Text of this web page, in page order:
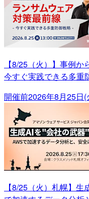
【8/25（火）】事例
今すぐ実践できる多重
開催前2026年8月25日(
【8/25（火）札幌】